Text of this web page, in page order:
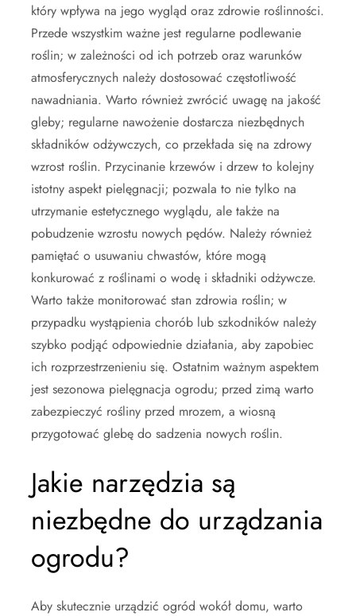
który wpływa na jego wygląd oraz zdrowie roślinności.
Przede wszystkim ważne jest regularne podlewanie
roślin; w zależności od ich potrzeb oraz warunków
atmosferycznych należy dostosować częstotliwość
nawadniania. Warto również zwrócić uwagę na jakość
gleby; regularne nawożenie dostarcza niezbędnych
składników odżywczych, co przekłada się na zdrowy
wzrost roślin. Przycinanie krzewów i drzew to kolejny
istotny aspekt pielęgnacji; pozwala to nie tylko na
utrzymanie estetycznego wyglądu, ale także na
pobudzenie wzrostu nowych pędów. Należy również
pamiętać o usuwaniu chwastów, które mogą
konkurować z roślinami o wodę i składniki odżywcze.
Warto także monitorować stan zdrowia roślin; w
przypadku wystąpienia chorób lub szkodników należy
szybko podjąć odpowiednie działania, aby zapobiec
ich rozprzestrzenieniu się. Ostatnim ważnym aspektem
jest sezonowa pielęgnacja ogrodu; przed zimą warto
zabezpieczyć rośliny przed mrozem, a wiosną
przygotować glebę do sadzenia nowych roślin.
Jakie narzędzia są
niezbędne do urządzania
ogrodu?
Aby skutecznie urządzić ogród wokół domu, warto